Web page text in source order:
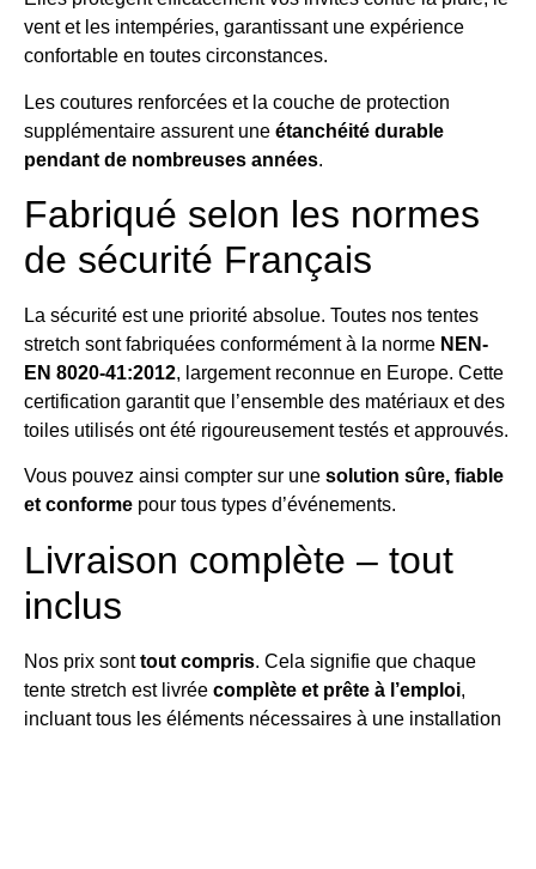
vent et les intempéries, garantissant une expérience
confortable en toutes circonstances.
Les coutures renforcées et la couche de protection
supplémentaire assurent une étanchéité durable
pendant de nombreuses années.
Fabriqué selon les normes
de sécurité Français
La sécurité est une priorité absolue. Toutes nos tentes
stretch sont fabriquées conformément à la norme NEN-
EN 8020-41:2012, largement reconnue en Europe. Cette
certification garantit que l’ensemble des matériaux et des
toiles utilisés ont été rigoureusement testés et approuvés.
Vous pouvez ainsi compter sur une solution sûre, fiable
et conforme pour tous types d’événements.
Livraison complète – tout
inclus
Nos prix sonttout compris. Cela signifie que chaque
tente stretch est livrée complète et prête à l’emploi,
incluant tous les éléments nécessaires à une installation